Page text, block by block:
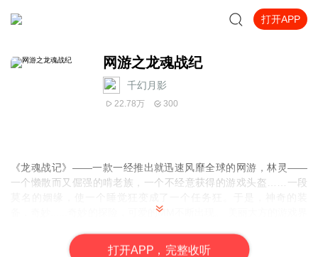
打开APP
网游之龙魂战纪
千幻月影
22.78万 300
《龙魂战记》——一款一经推出就迅速风靡全球的网游，林灵——
一个懒散而又倔强的啃老族，一个不经意获得的游戏头盔……一段
奇妙的探险，可爱的MM不断出现。 美丽大方的游戏界
各样的神灵，不断进入他的生活，而整个大陆的也随之风云动荡。
打开APP，完整收听